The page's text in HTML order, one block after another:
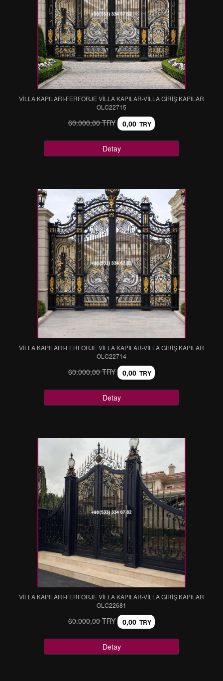
VİLLA KAPILARI-FERFORJE VİLLA KAPILAR-VİLLA GİRİŞ KAPILAR
OLC22715
60.000,00 TRY 0,00 TRY
Detay
VİLLA KAPILARI-FERFORJE VİLLA KAPILAR-VİLLA GİRİŞ KAPILAR
OLC22714
60.000,00 TRY 0,00 TRY
Detay
VİLLA KAPILARI-FERFORJE VİLLA KAPILAR-VİLLA GİRİŞ KAPILAR
OLC22681
60.000,00 TRY 0,00 TRY
Detay